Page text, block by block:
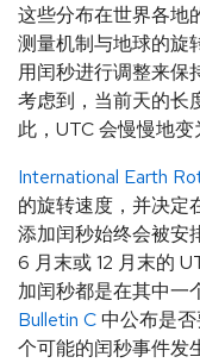
这些分布在世界各地
测量机制与地球的旋
用闰秒进行调整来保
考虑到，当前天的长
此，UTC 会慢慢地变
International Earth
的旋转速度，并决定
添加闰秒始终会被安
6 月末或 12 月末的
加闰秒都是在其中一
Bulletin C中公布是
个可能的闰秒事件发